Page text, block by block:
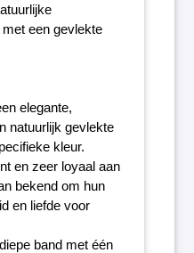
een gevlekte
elegante,
natuurlijk gevlekte
kleur.
en zeer loyaal aan
bekend om hun
en liefde voor
band met één